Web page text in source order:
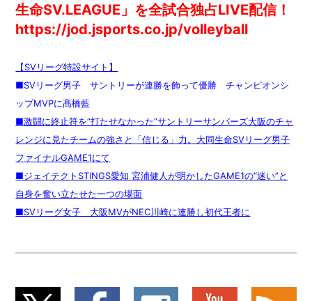
生命SV.LEAGUE」を全試合独占LIVE配信！
https://jod.jsports.co.jp/volleyball
【SVリーグ特設サイト】
■SVリーグ男子 サントリーが連勝を飾って優勝 チャンピオンシ
ップMVPに髙橋藍
■激闘に終止符を“打たせなかった”サントリーサンバーズ大阪のチャ
レンジに見たチームの強さと「信じる」力。大同生命SVリーグ男子
ファイナルGAME1にて
■ジェイテクトSTINGS愛知 宮浦健人が明かしたGAME1の“迷い”と
自身を奮い立たせた一つの場面
■SVリーグ女子 大阪MVがNEC川崎に連勝し初代王者に